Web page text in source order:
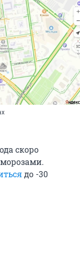
скоро
до -30